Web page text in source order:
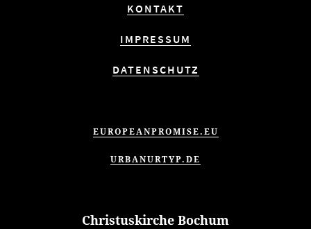
KONTAKT
IMPRESSUM
DATENSCHUTZ
EUROPEANPROMISE.EU
URBANURTYP.DE
Christuskirche Bochum